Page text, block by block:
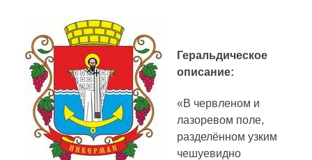
Геральдическое
описание:
«В червленом и
лазоревом поле,
разделённом узким
чешуевидно